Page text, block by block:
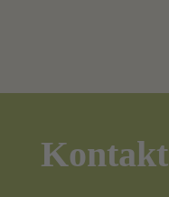
Kontakt